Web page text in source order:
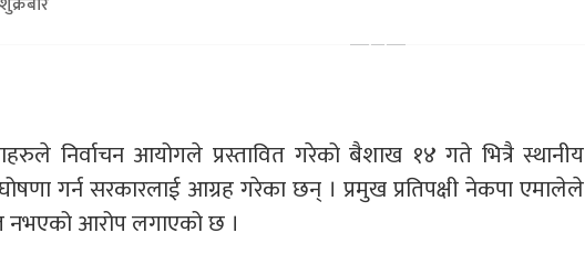
निर्वाचन आयोगले प्रस्तावित गरेको बैशाख १४ गते भित्रै स्थानीय
गर्न सरकारलाई आग्रह गरेका छन् । प्रमुख प्रतिपक्षी नेकपा एमालेले
नभएको आरोप लगाएको छ ।